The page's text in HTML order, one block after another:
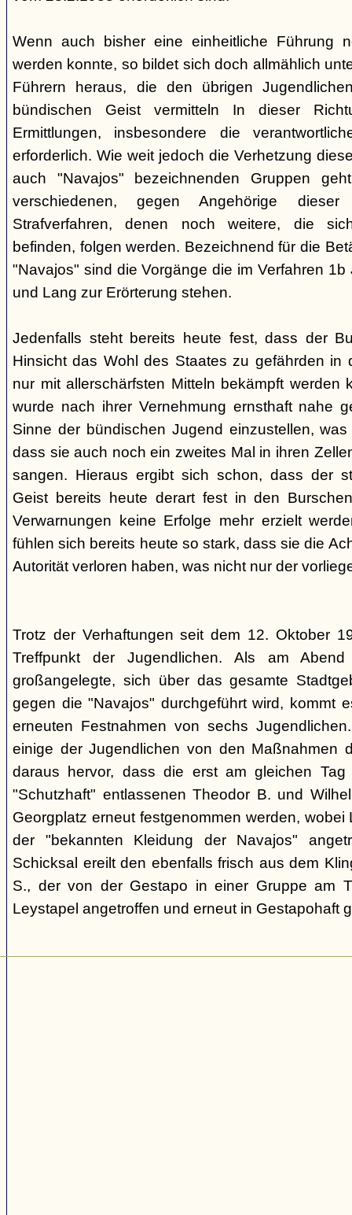
Wenn auch bisher eine einheitliche Führung
werden konnte, so bildet sich doch allmählich
Führern heraus, die den übrigen
bündischen Geist vermitteln In dieser
Ermittlungen, insbesondere die
erforderlich. Wie weit jedoch die Verhetzung
auch "Navajos" bezeichnenden Gruppen
verschiedenen, gegen Angehörige dieser
Strafverfahren, denen noch weitere, die
befinden, folgen werden. Bezeichnend für die
"Navajos" sind die Vorgänge die im Verfahren
und Lang zur Erörterung stehen.
Jedenfalls steht bereits heute fest, dass der
Hinsicht das Wohl des Staates zu gefährden in
nur mit allerschärfsten Mitteln bekämpft werden
wurde nach ihrer Vernehmung ernsthaft nahe
Sinne der bündischen Jugend einzustellen,
dass sie auch noch ein zweites Mal in ihren
sangen. Hieraus ergibt sich schon, dass der
Geist bereits heute derart fest in den
Verwarnungen keine Erfolge mehr erzielt
fühlen sich bereits heute so stark, dass sie die
Autorität verloren haben, was nicht nur der
Trotz der Verhaftungen seit dem 12. Oktober
Treffpunkt der Jugendlichen. Als am
großangelegte, sich über das gesamte
gegen die "Navajos" durchgeführt wird, kommt
erneuten Festnahmen von sechs
einige der Jugendlichen von den Maßnahmen
daraus hervor, dass die erst am gleichen Tag
"Schutzhaft" entlassenen Theodor B. und
Georgplatz erneut festgenommen werden, wobei
der "bekannten Kleidung der Navajos"
Schicksal ereilt den ebenfalls frisch aus dem
S., der von der Gestapo in einer Gruppe am
Leystapel angetroffen und erneut in Gestapohaft